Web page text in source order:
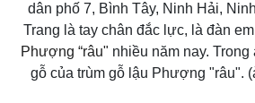
dân phố 7, Bình Tây, Ninh Hải,
Trang là tay chân đắc lực, là đàn
Phượng “râu" nhiều năm nay.
gỗ của trùm gỗ lậu Phượng "râu".